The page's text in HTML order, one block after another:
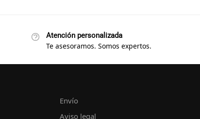
Atención personalizada
Te asesoramos. Somos expertos.
Envío
Aviso legal